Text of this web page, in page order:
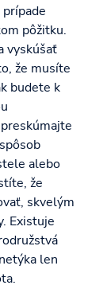
pôžitku.
vyskúšať
že musíte
budete k
alebo
že
skvelým
Existuje
len